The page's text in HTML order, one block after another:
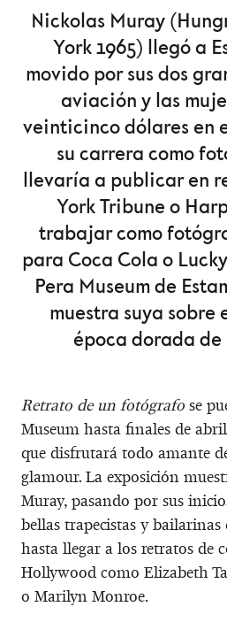
Nickolas Muray
York 1965) llegó a
movido por sus dos
aviación y las
veinticinco dólares en
su carrera como
llevaría a publicar en
York Tribune o
trabajar como
para Coca Cola o
Pera Museum de
muestra suya sobre
época dorada
Retrato de un fotógrafo se
Museum hasta finales de
que disfrutará todo amante
glamour. La exposición
Muray, pasando por sus
bellas trapecistas y
hasta llegar a los retratos de
Hollywood como Elizabeth
o Marilyn Monroe.